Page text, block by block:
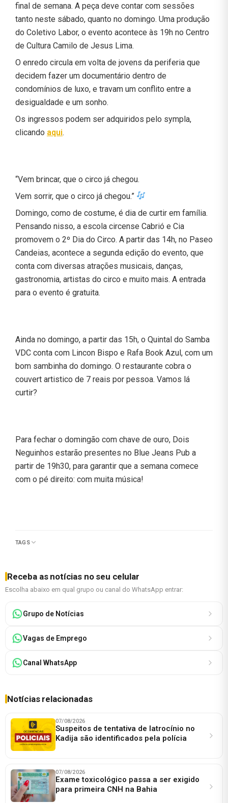
final de semana. A peça deve contar com sessões
tanto neste sábado, quanto no domingo. Uma produção
do Coletivo Labor, o evento acontece às 19h no Centro
de Cultura Camilo de Jesus Lima.
O enredo circula em volta de jovens da periferia que
decidem fazer um documentário dentro de
condomínios de luxo, e travam um conflito entre a
desigualdade e um sonho.
Os ingressos podem ser adquiridos pelo sympla,
clicando aqui.
“Vem brincar, que o circo já chegou.
Vem sorrir, que o circo já chegou.”
Domingo, como de costume, é dia de curtir em família.
Pensando nisso, a escola circense Cabrió e Cia
promovem o 2º Dia do Circo. A partir das 14h, no Paseo
Candeias, acontece a segunda edição do evento, que
conta com diversas atrações musicais, danças,
gastronomia, artistas do circo e muito mais. A entrada
para o evento é gratuita.
Ainda no domingo, a partir das 15h, o Quintal do Samba
VDC conta com Lincon Bispo e Rafa Book Azul, com um
bom sambinha do domingo. O restaurante cobra o
couvert artistico de 7 reais por pessoa. Vamos lá
curtir?
Para fechar o domingão com chave de ouro, Dois
Neguinhos estarão presentes no Blue Jeans Pub a
partir de 19h30, para garantir que a semana comece
com o pé direito: com muita música!
TAGS
Receba as notícias no seu celular
Escolha abaixo em qual grupo ou canal do WhatsApp entrar:
Grupo de Notícias
Vagas de Emprego
Canal WhatsApp
Notícias relacionadas
07/08/2026
Suspeitos de tentativa de latrocínio no
Kadija são identificados pela polícia
07/08/2026
Exame toxicológico passa a ser exigido
para primeira CNH na Bahia